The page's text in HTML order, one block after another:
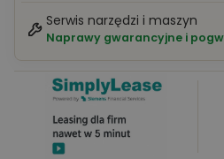
Serwis narzędzi i maszyn
Naprawy gwarancyjne i